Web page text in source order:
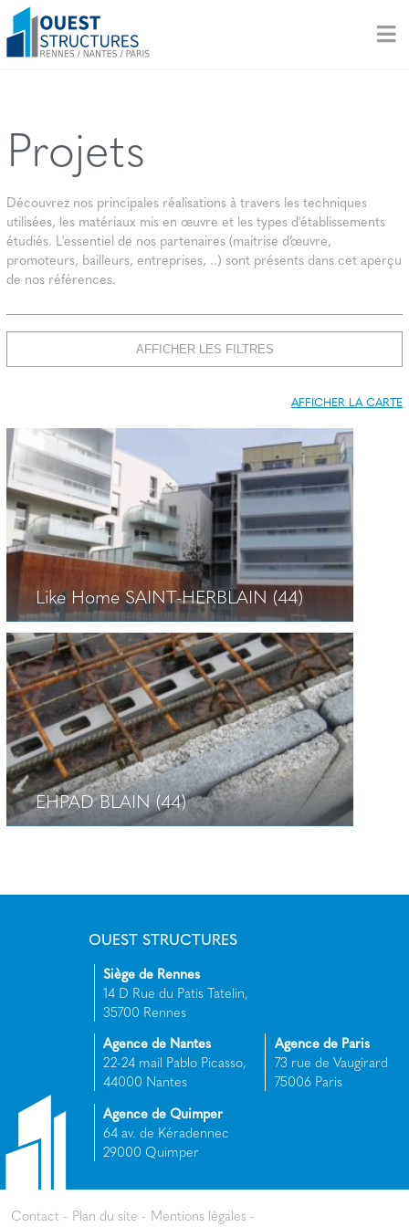
Projets
Découvrez nos principales réalisations à travers les techniques
utilisées, les matériaux mis en œuvre et les types d'établissements
étudiés. L'essentiel de nos partenaires (maitrise d’œuvre,
promoteurs, bailleurs, entreprises, ..) sont présents dans cet aperçu
de nos références.
AFFICHER LES FILTRES
AFFICHER LA CARTE
Like Home SAINT-HERBLAIN (44)
Like Home SAINT-HERBLAIN (44)
+
EHPAD BLAIN (44)
EHPAD BLAIN (44)
OUEST STRUCTURES
Siège de Rennes
14 D Rue du Patis Tatelin,
35700 Rennes
Agence de Nantes
22-24 mail Pablo Picasso,
44000 Nantes
Agence de Paris
73 rue de Vaugirard
75006 Paris
Agence de Quimper
64 av. de Kéradennec
29000 Quimper
Contact Plan du site Mentions légales